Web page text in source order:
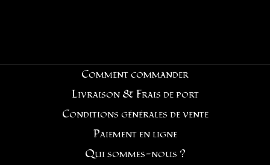
Comment commander
Livraison & Frais de port
Conditions générales de vente
Paiement en ligne
Qui sommes-nous ?